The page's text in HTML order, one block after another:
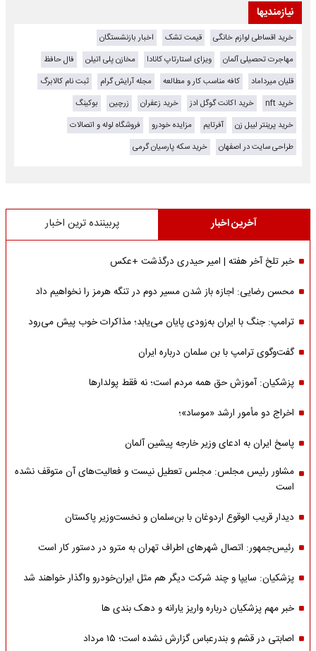
نیازمندیها
خرید اقساطی لوازم خانگی قیمت تشک
اخبار بازنشستگان
مهاجرت تحصیلی آلمان
ویزای استارتاپ کانادا مخازن پلی اتیلن
فال حافظ
قلیان میرداماد
کافه مناسب کار و مطالعه مجله آرایش گرام
ثبت نام کالابرگ
خرید nft
خرید اکانت گوگل ادز خرید زعفران زرچین
بوکینگ
خرید پرینتر لیبل زن
آفرتایم مزایده خودرو
فروشگاه لوله و اتصالات
طراحی سایت در اصفهان
خرید سکه پارسیان گرمی
آخرین اخبار پربیننده ترین اخبار
خبر تلخ آخر هفته | امیر حیدری درگذشت +عکس
محسن رضایی: اجازه باز شدن مسیر دوم در تنگه هرمز را نخواهیم داد
ترامپ: جنگ با ایران به‌زودی پایان می‌یابد؛ مذاکرات خوب پیش می‌رود
گفت‌وگوی ترامپ با بن سلمان درباره ایران
پزشکیان: آموزش حق همه مردم است؛ نه فقط پولدارها
اخراج دو مأمور ارشد «موساد»؛
پاسخ ایران به ادعای وزیر خارجه پیشین آلمان
مشاور رئیس مجلس: مجلس تعطیل نیست و فعالیت‌های آن متوقف نشده
است
دیدار قریب الوقوع اردوغان با بن‌سلمان و نخست‌وزیر پاکستان
رئیس‌جمهور: اتصال شهرهای اطراف تهران به مترو در دستور کار است
پزشکیان: سایپا و چند شرکت دیگر هم مثل ایران‌خودرو واگذار خواهند شد
خبر مهم پزشکیان درباره واریز یارانه و دهک بندی ها
اصابتی در قشم و بندرعباس گزارش نشده است؛ ۱۵ مرداد